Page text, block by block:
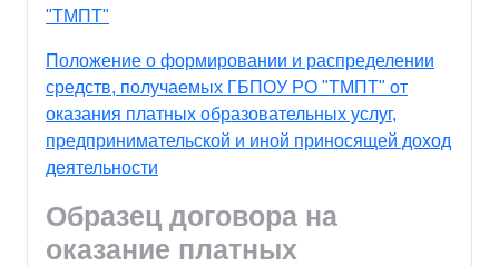
"ТМПТ"
Положение о формировании и распределении
средств, получаемых ГБПОУ РО "ТМПТ" от
оказания платных образовательных услуг,
предпринимательской и иной приносящей доход
деятельности
Образец договора на
оказание платных